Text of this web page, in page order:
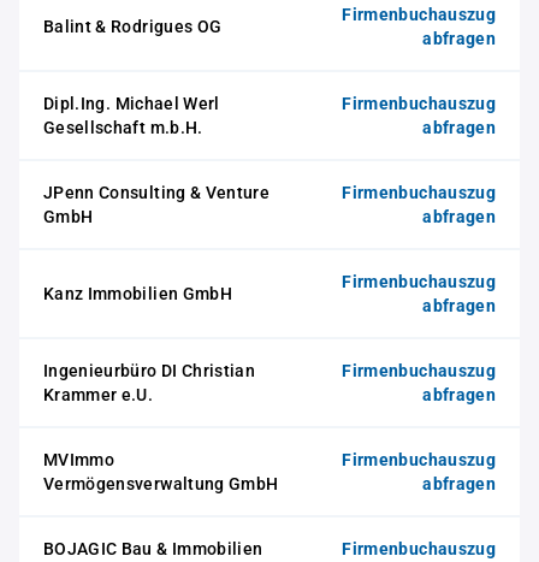
Balint & Rodrigues OG
Firmenbuchauszug
abfragen
Dipl.Ing. Michael Werl
Gesellschaft m.b.H.
Firmenbuchauszug
abfragen
JPenn Consulting & Venture
GmbH
Firmenbuchauszug
abfragen
Kanz Immobilien GmbH
Firmenbuchauszug
abfragen
Ingenieurbüro DI Christian
Krammer e.U.
Firmenbuchauszug
abfragen
MVImmo
Vermögensverwaltung GmbH
Firmenbuchauszug
abfragen
BOJAGIC Bau & Immobilien
Firmenbuchauszug